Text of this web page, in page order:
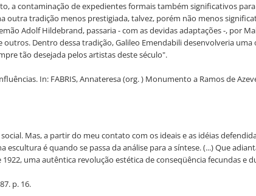
a contaminação de expedientes formais também significativos
outra tradição menos prestigiada, talvez, porém não menos
Adolf Hildebrand, passaria - com as devidas adaptações -, por
Dentro dessa tradição, Galileo Emendabili desenvolveria
tão desejada pelos artistas deste século".
In: FABRIS, Annateresa (org. ) Monumento a Ramos de
Mas, a partir do meu contato com os ideais e as idéias
é quando se passa da análise para a síntese. (...) Que
uma autêntica revolução estética de conseqüência fecundas e
p. 16.